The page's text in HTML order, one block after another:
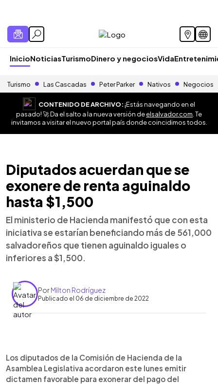
InicioNoticiasTurismoDinero y negociosVida
Turismo Las Cascadas Peter Parker Nativos Negocios
CONTENIDO DE ARCHIVO:¡Estás navegando en el
pasado! 🚀 Da el salto a la nueva versión deelsalvador.com . Te
invitamos a visitar el nuevo portal país donde coincidimos todos.
Diputados acuerdan que se
exonere de renta aguinaldo
hasta $1,500
El ministerio de Hacienda manifestó que con esta
iniciativa se estarían beneficiando más de 561,000
salvadoreños que tienen aguinaldo iguales o
inferiores a $1,500.
PorMilton Rodríguez
Publicado el 06 de diciembre de 2022
Escuchar artículo
Los diputados de la Comisión de Hacienda de la
Asamblea Legislativa acordaron este lunes emitir
dictamen favorable para exonerar del pago del